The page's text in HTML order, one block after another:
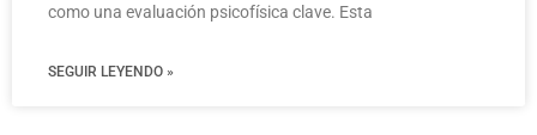
como una evaluación psicofísica clave. Esta
SEGUIR LEYENDO »